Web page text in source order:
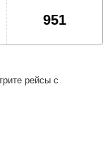
951
рейсы с